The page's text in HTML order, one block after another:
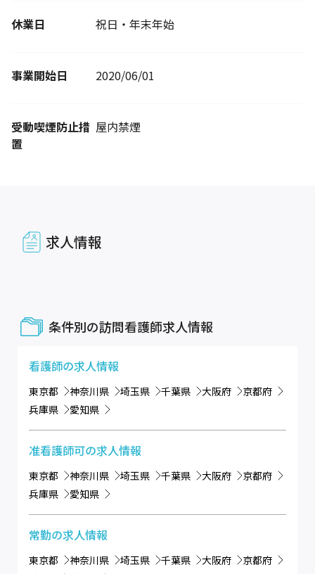
休業日 祝日・年末年始
事業開始日 2020/06/01
受動喫煙防止措
置
屋内禁煙
求人情報
条件別の訪問看護師求人情報
看護師の求人情報
東京都 神奈川県 埼玉県 千葉県 大阪府
京都府
兵庫県
愛知県
准看護師可の求人情報
東京都 神奈川県 埼玉県 千葉県 大阪府
京都府
兵庫県
愛知県
常勤の求人情報
東京都 神奈川県 埼玉県 千葉県 大阪府
京都府